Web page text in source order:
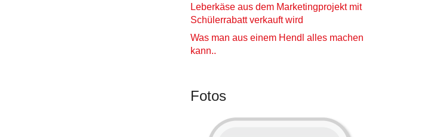
Leberkäse aus dem Marketingprojekt mit
Schülerrabatt verkauft wird
Was man aus einem Hendl alles machen
kann..
Fotos